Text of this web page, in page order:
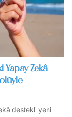
Yapay Zekâ
destekli yeni